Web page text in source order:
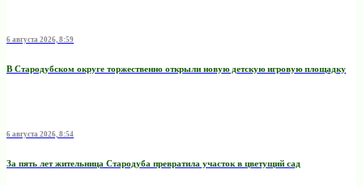
6 августа 2026, 8:59
В Стародубском округе торжественно открыли новую детскую игровую площадку
6 августа 2026, 8:54
За пять лет жительница Стародуба превратила участок в цветущий сад